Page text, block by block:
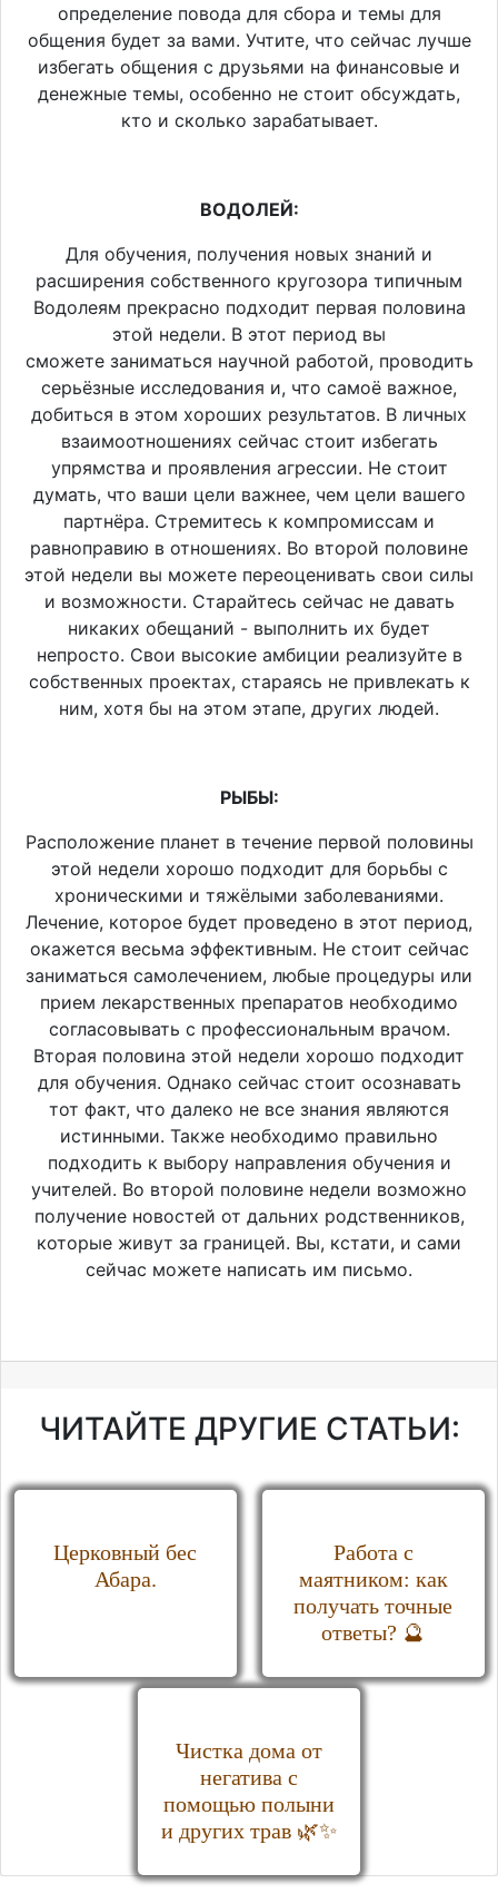
определение повода для сбора и темы для
общения будет за вами. Учтите, что сейчас лучше
избегать общения с друзьями на финансовые и
денежные темы, особенно не стоит обсуждать,
кто и сколько зарабатывает.
ВОДОЛЕЙ:
Для обучения, получения новых знаний и
расширения собственного кругозора типичным
Водолеям прекрасно подходит первая половина
этой недели. В этот период вы
сможете заниматься научной работой, проводить
серьёзные исследования и, что самоё важное,
добиться в этом хороших результатов. В личных
взаимоотношениях сейчас стоит избегать
упрямства и проявления агрессии. Не стоит
думать, что ваши цели важнее, чем цели вашего
партнёра. Стремитесь к компромиссам и
равноправию в отношениях. Во второй половине
этой недели вы можете переоценивать свои силы
и возможности. Старайтесь сейчас не давать
никаких обещаний - выполнить их будет
непросто. Свои высокие амбиции реализуйте в
собственных проектах, стараясь не привлекать к
ним, хотя бы на этом этапе, других людей.
РЫБЫ:
Расположение планет в течение первой половины
этой недели хорошо подходит для борьбы с
хроническими и тяжёлыми заболеваниями.
Лечение, которое будет проведено в этот период,
окажется весьма эффективным. Не стоит сейчас
заниматься самолечением, любые процедуры или
прием лекарственных препаратов необходимо
согласовывать с профессиональным врачом.
Вторая половина этой недели хорошо подходит
для обучения. Однако сейчас стоит осознавать
тот факт, что далеко не все знания являются
истинными. Также необходимо правильно
подходить к выбору направления обучения и
учителей. Во второй половине недели возможно
получение новостей от дальних родственников,
которые живут за границей. Вы, кстати, и сами
сейчас можете написать им письмо.
ЧИТАЙТЕ ДРУГИЕ СТАТЬИ:
Церковный бес
Абара.
Работа с
маятником: как
получать точные
ответы? 🔮
Чистка дома от
негатива с
помощью полыни
и других трав 🌿✨